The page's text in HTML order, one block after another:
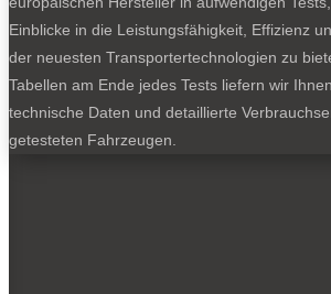
Einblicke in die Leistungsfähigkeit, Effizienz
der neuesten Transportertechnologien zu
Tabellen am Ende jedes Tests liefern wir
technische Daten und detaillierte
getesteten Fahrzeugen.